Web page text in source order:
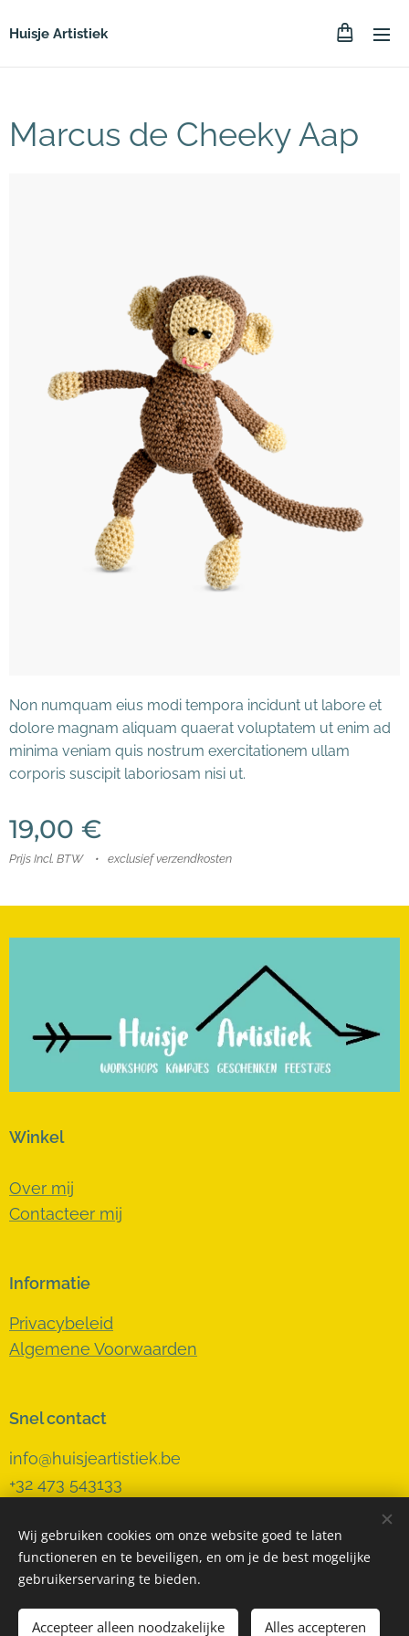
Huisje Artistiek
Marcus de Cheeky Aap
Non numquam eius modi tempora incidunt ut labore et
dolore magnam aliquam quaerat voluptatem ut enim ad
minima veniam quis nostrum exercitationem ullam
corporis suscipit laboriosam nisi ut.
19,00 €
Prijs Incl. BTW exclusief verzendkosten
Toevoegen aan de winkelwagen
Winkel
Over mij
Contacteer mij
Informatie
Privacybeleid
Algemene Voorwaarden
Snel contact
info@huisjeartistiek.be
+32 473 543133
Cookies
Wij gebruiken cookies om onze website goed te laten
functioneren en te beveiligen, en om je de best mogelijke
gebruikerservaring te bieden.
Accepteer alleen noodzakelijke Alles accepteren